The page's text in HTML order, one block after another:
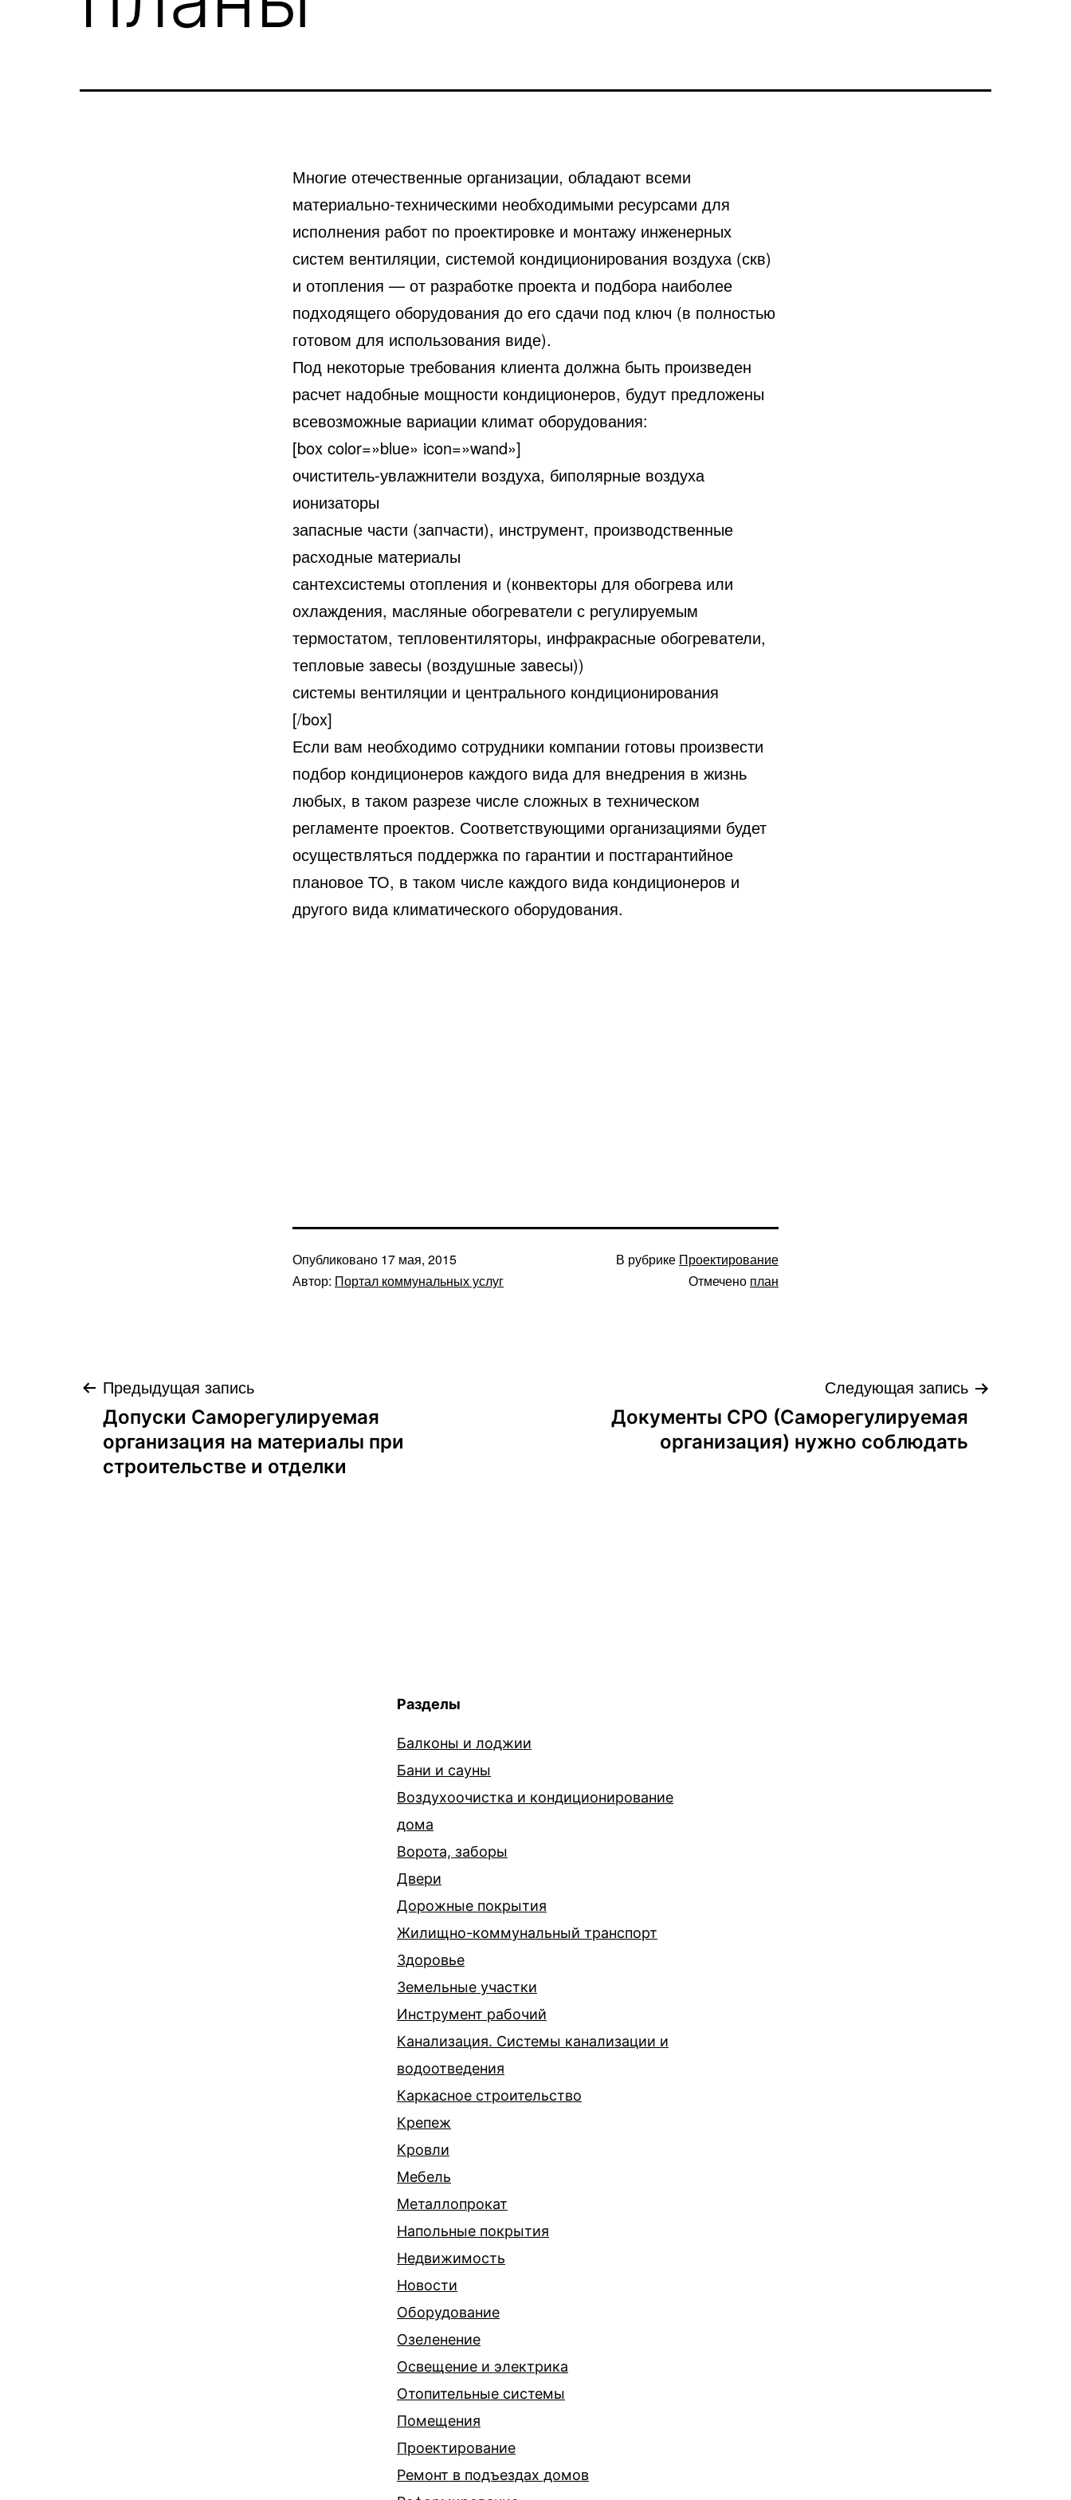
Многие отечественные организации, обладают всеми
материально-техническими необходимыми ресурсами для
исполнения работ по проектировке и монтажу инженерных
систем вентиляции, системой кондиционирования воздуха (скв)
и отопления — от разработке проекта и подбора наиболее
подходящего оборудования до его сдачи под ключ (в полностью
готовом для использования виде).
Под некоторые требования клиента должна быть произведен
расчет надобные мощности кондиционеров, будут предложены
всевозможные вариации климат оборудования:
[box color=»blue» icon=»wand»]
очиститель-увлажнители воздуха, биполярные воздуха
ионизаторы
запасные части (запчасти), инструмент, производственные
расходные материалы
сантехсистемы отопления и (конвекторы для обогрева или
охлаждения, масляные обогреватели с регулируемым
термостатом, тепловентиляторы, инфракрасные обогреватели,
тепловые завесы (воздушные завесы))
системы вентиляции и центрального кондиционирования
[/box]
Если вам необходимо сотрудники компании готовы произвести
подбор кондиционеров каждого вида для внедрения в жизнь
любых, в таком разрезе числе сложных в техническом
регламенте проектов. Соответствующими организациями будет
осуществляться поддержка по гарантии и постгарантийное
плановое ТО, в таком числе каждого вида кондиционеров и
другого вида климатического оборудования.
Опубликовано 17 мая, 2015
Автор: Портал коммунальных услуг
В рубрике Проектирование
Отмечено план
Навигация
по
Предыдущая запись
Допуски Саморегулируемая
организация на материалы при
строительстве и отделки
Следующая запись
Документы СРО (Саморегулируемая
организация) нужно соблюдать
Разделы
Балконы и лоджии
Бани и сауны
Воздухоочистка и кондиционирование
дома
Ворота, заборы
Двери
Дорожные покрытия
Жилищно-коммунальный транспорт
Здоровье
Земельные участки
Инструмент рабочий
Канализация. Системы канализации и
водоотведения
Каркасное строительство
Крепеж
Кровли
Мебель
Металлопрокат
Напольные покрытия
Недвижимость
Новости
Оборудование
Озеленение
Освещение и электрика
Отопительные системы
Помещения
Проектирование
Ремонт в подъездах домов